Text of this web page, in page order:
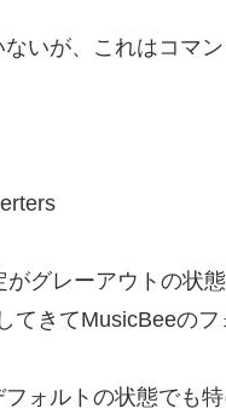
いが、これはコマ
がグレーアウトの状態
てきてMusicBeeの
ォルトの状態でも特